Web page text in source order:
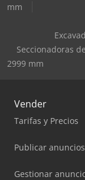
mm
Seccionadoras
2999 mm
Vender
Tarifas y Precios
Publicar anuncios
Gestionar